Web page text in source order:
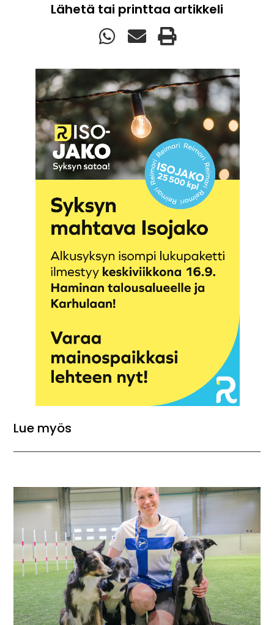
Lähetä tai printtaa artikkeli
Lue myös